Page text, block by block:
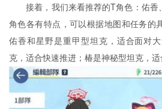
接着，我们来看推荐的T角色：佑香
角色各有特点，可以根据地图和任务的
佑香和星野是重甲型坦克，适合面对
克，适合快速推进；椿是神秘型坦克，适